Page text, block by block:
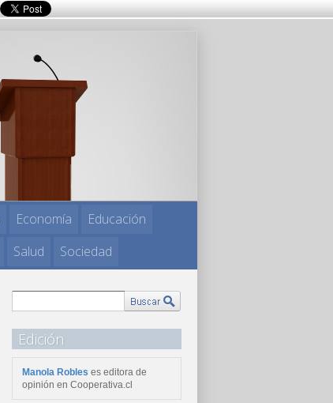
Economía
Educación
Salud Sociedad
Edición
Manola Robles es editora de
opinión en Cooperativa.cl